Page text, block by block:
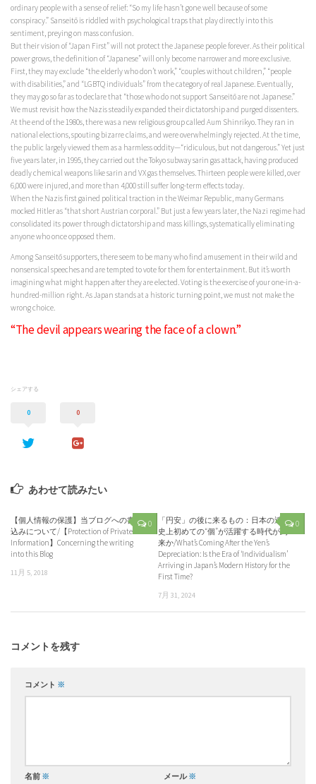
ordinary people with a sense of relief: “So my life hasn’t gone well because of some
conspiracy.” Sanseitō is riddled with psychological traps that play directly into this
sentiment, preying on mass confusion.
But their vision of “Japan First” will not protect the Japanese people forever. As their political
power grows, the definition of “Japanese” will only become narrower and more exclusive.
First, they may exclude “the elderly who don’t work,” “couples without children,” “people
with disabilities,” and “LGBTQ individuals” from the category of real Japanese. Eventually,
they may go so far as to declare that “those who do not support Sanseitō are not Japanese.”
We must revisit how the Nazis steadily expanded their dictatorship and purged dissenters.
At the end of the 1980s, there was a new religious group called Aum Shinrikyo. They ran in
national elections, spouting bizarre claims, and were overwhelmingly rejected. At the time,
the public largely viewed them as a harmless oddity—“ridiculous, but not dangerous.” Yet just
five years later, in 1995, they carried out the Tokyo subway sarin gas attack, having produced
deadly chemical weapons like sarin and VX gas themselves. Thirteen people were killed, over
6,000 were injured, and more than 4,000 still suffer long-term effects today.
When the Nazis first gained political traction in the Weimar Republic, many Germans
mocked Hitler as “that short Austrian corporal.” But just a few years later, the Nazi regime had
consolidated its power through dictatorship and mass killings, systematically eliminating
anyone who once opposed them.
Among Sanseitō supporters, there seem to be many who find amusement in their wild and
nonsensical speeches and are tempted to vote for them for entertainment. But it’s worth
imagining what might happen after they are elected. Voting is the exercise of your one-in-a-
hundred-million right. As Japan stands at a historic turning point, we must not make the
wrong choice.
“The devil appears wearing the face of a clown.”
シェアする
0 0
あわせて読みたい
0
【個人情報の保護】当ブログへの書き
込みについて/【Protection of Private
Information】Concerning the writing
into this Blog
11月 5, 2018
0
「円安」の後に来るもの：日本の近代
史上初めての“個”が活躍する時代が到
来か/What’s Coming After the Yen’s
Depreciation: Is the Era of ‘Individualism’
Arriving in Japan’s Modern History for the
First Time?
7月 31, 2024
コメントを残す
コメント ※
名前 ※ メール※